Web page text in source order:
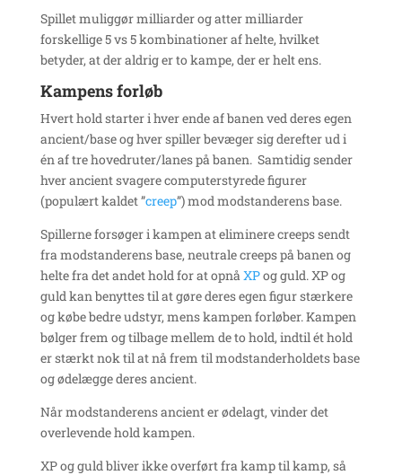
Spillet muliggør milliarder og atter milliarder
forskellige 5 vs 5 kombinationer af helte, hvilket
betyder, at der aldrig er to kampe, der er helt ens.
Kampens forløb
Hvert hold starter i hver ende af banen ved deres egen
ancient/base og hver spiller bevæger sig derefter ud i
én af tre hovedruter/lanes på banen. Samtidig sender
hver ancient svagere computerstyrede figurer
(populært kaldet ”creep”) mod modstanderens base.
Spillerne forsøger i kampen at eliminere creeps sendt
fra modstanderens base, neutrale creeps på banen og
helte fra det andet hold for at opnåXPog guld. XP og
guld kan benyttes til at gøre deres egen figur stærkere
og købe bedre udstyr, mens kampen forløber. Kampen
bølger frem og tilbage mellem de to hold, indtil ét hold
er stærkt nok til at nå frem til modstanderholdets base
og ødelægge deres ancient.
Når modstanderens ancient er ødelagt, vinder det
overlevende hold kampen.
XP og guld bliver ikke overført fra kamp til kamp, så